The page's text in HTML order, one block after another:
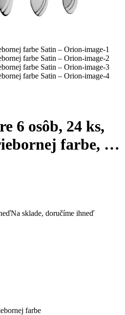
6 osôb, 24 ks,
farbe, …
Na sklade, doručíme ihneď
farbe